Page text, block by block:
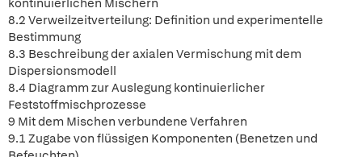
kontinuierlichen Mischern
8.2 Verweilzeitverteilung: Definition und experimentelle
Bestimmung
8.3 Beschreibung der axialen Vermischung mit dem
Dispersionsmodell
8.4 Diagramm zur Auslegung kontinuierlicher
Feststoffmischprozesse
9 Mit dem Mischen verbundene Verfahren
9.1 Zugabe von flüssigen Komponenten (Benetzen und